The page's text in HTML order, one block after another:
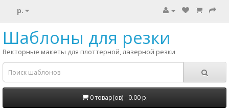
р.
Шаблоны для резки
Векторные макеты для плоттерной, лазерной резки
0 товар(ов) - 0.00 р.